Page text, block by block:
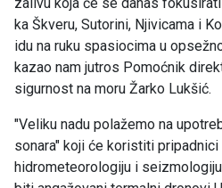
zalivu koja će se danas
ka Škveru, Sutorini, Njivicama i
idu na ruku spasiocima u
kazao nam jutros Pomoćnik
sigurnost na moru Žarko Lukšić.
"Veliku nadu polažemo na
sonara" koji će koristiti
hidrometeorologiju i